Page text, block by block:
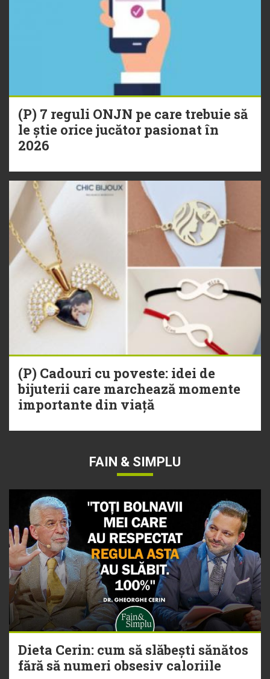
(P) 7 reguli ONJN pe care trebuie să
le știe orice jucător pasionat în
2026
(P) Cadouri cu poveste: idei de
bijuterii care marchează momente
importante din viață
FAIN & SIMPLU
Dieta Cerin: cum să slăbești sănătos
fără să numeri obsesiv caloriile